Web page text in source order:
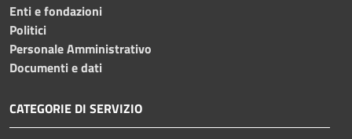
Enti e fondazioni
Politici
Personale Amministrativo
Documenti e dati
CATEGORIE DI SERVIZIO